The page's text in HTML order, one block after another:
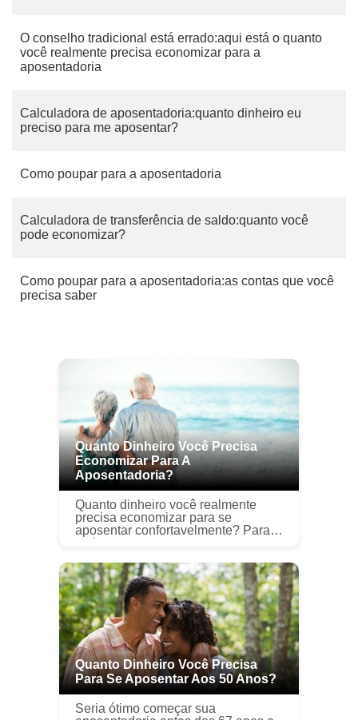
O conselho tradicional está errado:aqui está o quanto
você realmente precisa economizar para a
aposentadoria
Calculadora de aposentadoria:quanto dinheiro eu
preciso para me aposentar?
Como poupar para a aposentadoria
Calculadora de transferência de saldo:quanto você
pode economizar?
Como poupar para a aposentadoria:as contas que você
precisa saber
Quanto Dinheiro Você Precisa
Economizar Para A
Aposentadoria?
Quanto dinheiro você realmente
precisa economizar para se
aposentar confortavelmente? Para
muitas pessoas, essa pergunta
lado, você quer economizar o
suficiente para n...
Quanto Dinheiro Você Precisa
Para Se Aposentar Aos 50 Anos?
Seria ótimo começar sua